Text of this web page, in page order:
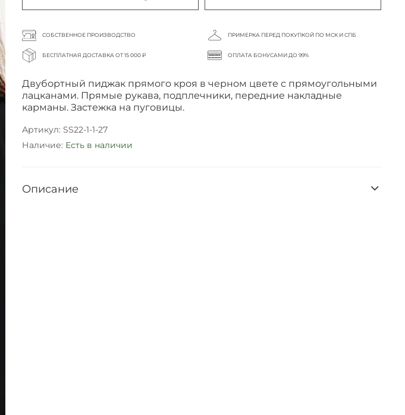
СОБСТВЕННОЕ ПРОИЗВОДСТВО
БЕСПЛАТНАЯ ДОСТАВКА ОТ 15 000 ₽
ПРИМЕРКА ПЕРЕД ПОКУПКОЙ ПО МСК И СПБ
ОПЛАТА БОНУСАМИ ДО 99%
Двубортный пиджак прямого кроя в черном цвете с прямоугольными
лацканами. Прямые рукава, подплечники, передние накладные
карманы. Застежка на пуговицы.
Артикул: SS22-1-1-27
Наличие: Есть в наличии
Описание